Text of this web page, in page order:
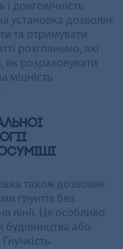
довговічність
установка дозволяє
та отримувати
розглянемо, які
як розраховувати
міцність
також дозволяє
ґрунтів без
лінії. Це особливо
будівництва або